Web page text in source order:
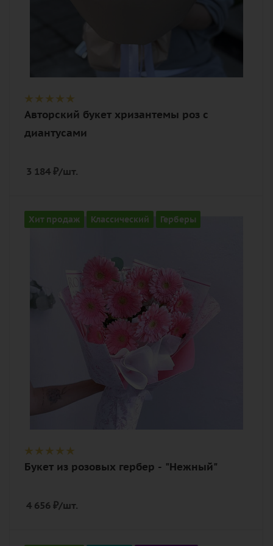
Авторский букет хризантемы роз с
диантусами
3 184 ₽/шт.
Хит продаж Классический Герберы
Количество
11
нежный, розовый
Описание
гербера макси, эвкалипт, лента,
дизайнерская упаковка
Букет из розовых гербер - "Нежный"
4 656 ₽/шт.